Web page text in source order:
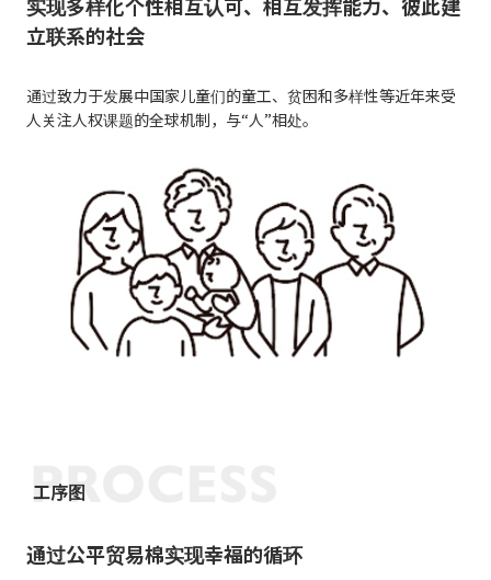
立联系的社会
通过致力于发展中国家儿童们的童工、贫困和多样性等近年来受
人关注人权课题的全球机制，与“人”相处。
工序图
通过公平贸易棉实现幸福的循环